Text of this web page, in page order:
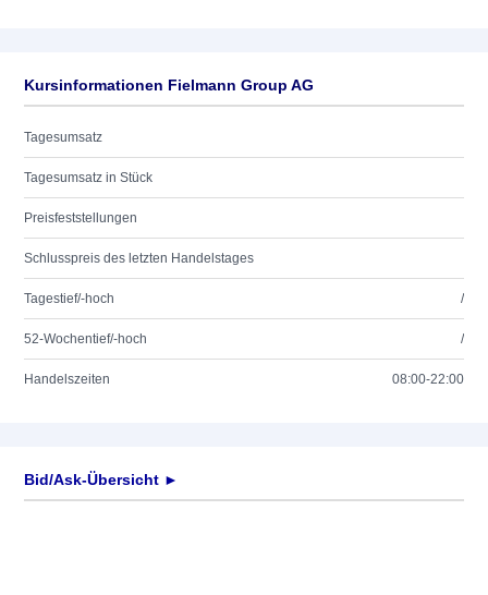
Kursinformationen Fielmann Group AG
Tagesumsatz
Tagesumsatz in Stück
Preisfeststellungen
Schlusspreis des letzten Handelstages
Tagestief/-hoch /
52-Wochentief/-hoch /
Handelszeiten 08:00-22:00
Bid/Ask-Übersicht ►